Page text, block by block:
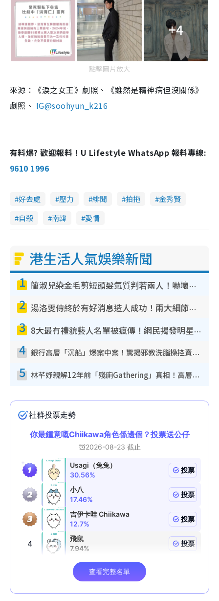
+4
點擊圖片放大
來源：《淚之女王》劇照、《雖然是精神病但沒關係》
劇照、 IG@soohyun_k216
有料爆? 歡迎報料！U Lifestyle WhatsApp 報料專線:
9610 1996
好去處 壓力 緋聞 拍拖
金秀賢
自殺
南韓 愛情
港生活人氣娛樂新聞
1 簡淑兒染金毛剪短頭髮氣質判若兩人！嚇壞老公麥大力都認唔出：「你做咩事？」
2 湯洛雯傳終於有好消息造人成功！兩大細節曝孕味極濃惹猜測：大肚婆先會咁！
3 8大最冇禮貌藝人名單被瘋傳！網民揭發明星真面目 一致數臭呢位係無品天花板？
4 銀行高層「沉船」爆案中案！驚揭邪教洗腦操控賣淫被吞600萬 幕後黑手講多錯多
5 林芊妤親解12年前「殘廁Gathering」真相！高層解約一句話重創尊嚴至今拒返TVB